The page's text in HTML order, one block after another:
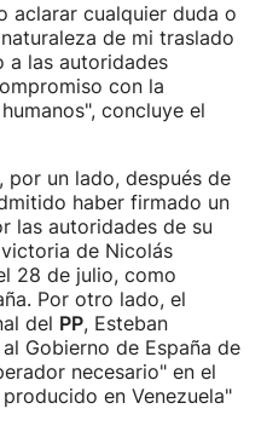
aclarar cualquier duda o
de mi traslado
a las autoridades
con la
concluye el
por un lado, después de
haber firmado un
las autoridades de su
de Nicolás
28 de julio, como
Por otro lado, el
del PP, Esteban
Gobierno de España de
necesario" en el
en Venezuela"